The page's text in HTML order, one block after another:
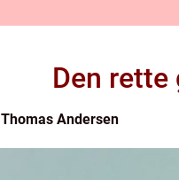
Den
Thomas Andersen